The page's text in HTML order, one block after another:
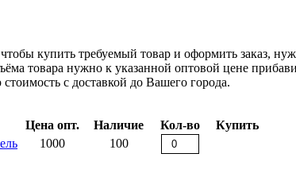
купить требуемый товар и оформить заказ,
товара нужно к указанной оптовой цене
с доставкой до Вашего города.
Цена опт. Наличие Кол-во
Купить
1000 100